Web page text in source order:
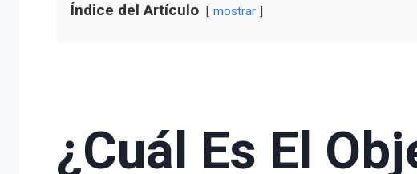
Índice del Artículo mostrar
¿Cuál Es El